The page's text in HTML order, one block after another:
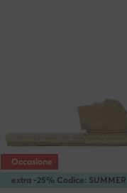
extra -25% Codice: SUMMER
Occasione